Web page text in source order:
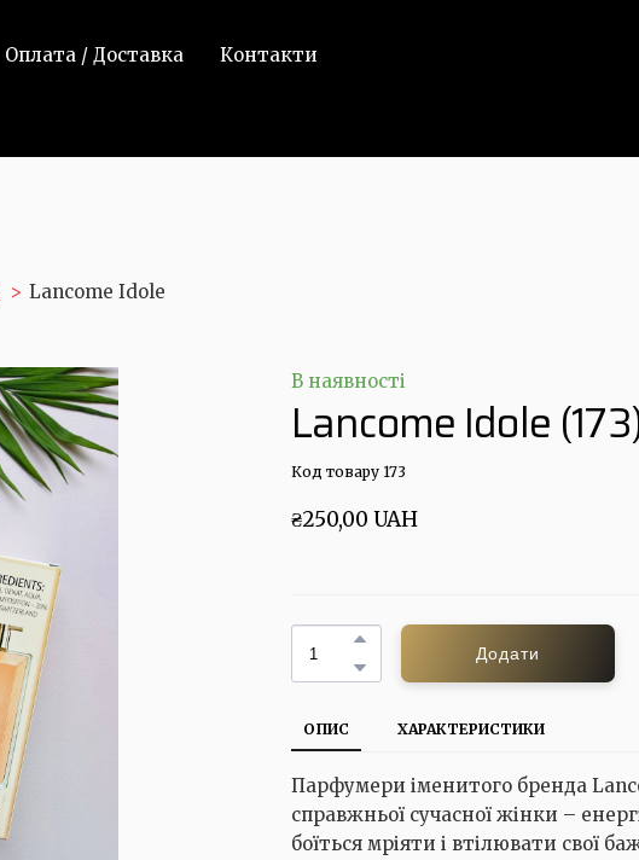
Оплата / Доставка Контакти
Lancome Idole
В наявності
Lancome Idole
Код товару 173
₴250,00 UAH
Додати
ОПИС ХАРАКТЕРИСТИКИ
Парфумери іменитого бренда
справжньої сучасної жінки –
боїться мріяти і втілювати свої